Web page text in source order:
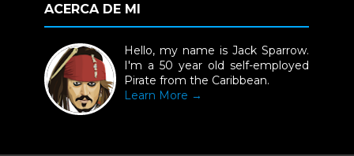
ACERCA DE MI
Hello, my name is Jack Sparrow.
I'm a 50 year old self-employed
Pirate from the Caribbean.
Learn More →